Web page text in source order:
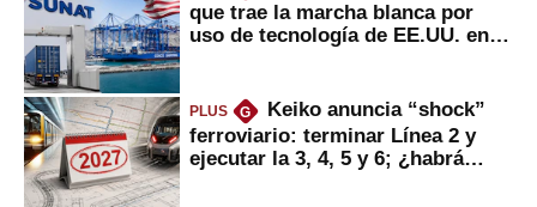
que trae la marcha blanca por
uso de tecnología de EE.UU. en
PLUS G
Keiko anuncia “shock”
ferroviario: terminar Línea 2 y
ejecutar la 3, 4, 5 y 6; ¿habrá